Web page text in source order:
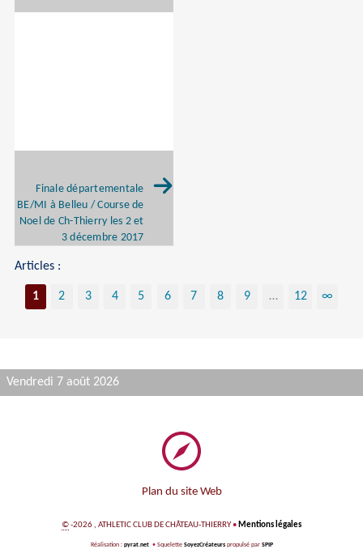
Finale départementale
BE/MI à Belleu / Course de
Noel de Ch-Thierry les 2 et
3 décembre 2017
Articles :
1 2 3 4 5 6 7 8 9 … 12 ∞
Vendredi 7 août 2026
Plan du site Web
©-2026 , ATHLETIC CLUB DE CHÂTEAU-THIERRY• Mentions légales
Réalisation : pyrat.net •Squelette SoyezCréateurspropulsé par SPIP